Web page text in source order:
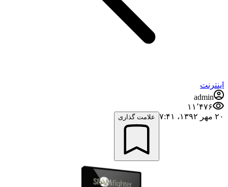
اینترنت
admin
۱۱٬۴۷۶
۲۰ مهر ۱۳۹۲،‏ ۷:۴۱
علامت گذاری